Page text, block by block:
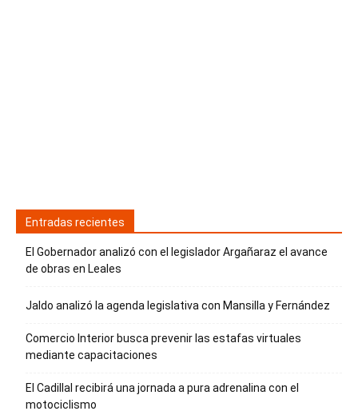
Entradas recientes
El Gobernador analizó con el legislador Argañaraz el avance
de obras en Leales
Jaldo analizó la agenda legislativa con Mansilla y Fernández
Comercio Interior busca prevenir las estafas virtuales
mediante capacitaciones
El Cadillal recibirá una jornada a pura adrenalina con el
motociclismo